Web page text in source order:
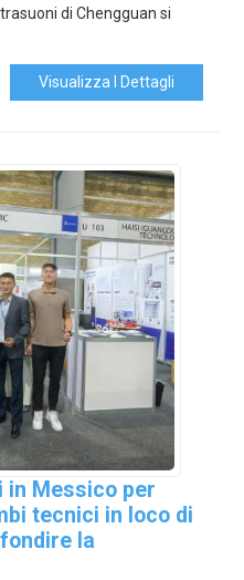
di Chengguan si
Visualizza I Dettagli
in Messico per
tecnici in loco di
la